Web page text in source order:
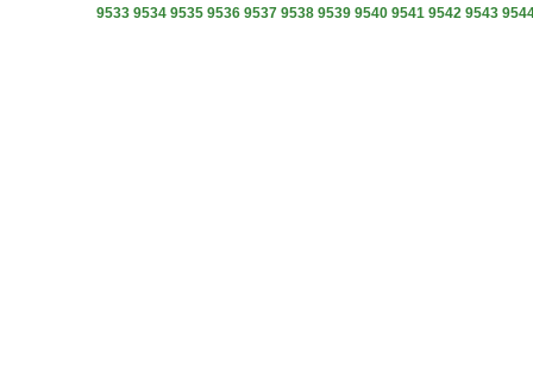
9533 9534 9535 9536 9537 9538 9539 9540 9541 9542 9543